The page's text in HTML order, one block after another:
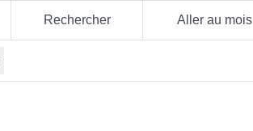
Rechercher Aller au mois